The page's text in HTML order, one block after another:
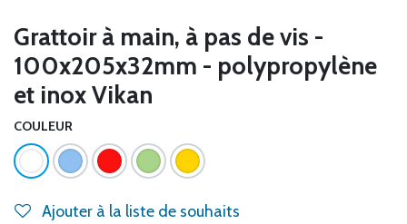
Grattoir à main, à pas de vis -
100x205x32mm - polypropylène
et inox Vikan
COULEUR
Ajouter à la liste de souhaits